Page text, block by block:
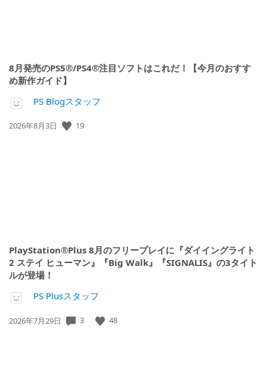
8月発売のPS5®/PS4®注目ソフトはこれだ！【今月のおすす
め新作ガイド】
PS Blogスタッフ
公
2026年8月3日 19
PlayStation®Plus 8月のフリープレイに『ダイイングライト
2 ステイ ヒューマン』『Big Walk』『SIGNALIS』の3タイト
ルが登場！
PS Plusスタッフ
公
2026年7月29日 3 48